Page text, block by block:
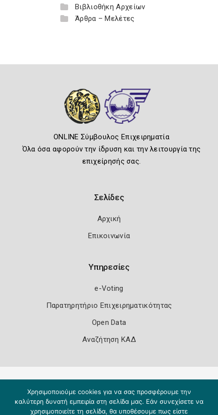
Βιβλιοθήκη Αρχείων
Άρθρα – Μελέτες
ONLINE Σύμβουλος Επιχειρηματία
Όλα όσα αφορούν την ίδρυση και την λειτουργία της
επιχείρησής σας.
Σελίδες
Αρχική
Επικοινωνία
Υπηρεσίες
e-Voting
Παρατηρητήριο Επιχειρηματικότητας
Open Data
Αναζήτηση ΚΑΔ
Χρησιμοποιούμε cookies για να σας προσφέρουμε την
καλύτερη δυνατή εμπειρία στη σελίδα μας. Εάν συνεχίσετε να
χρησιμοποιείτε τη σελίδα, θα υποθέσουμε πως είστε
Copyright 2026 Knowledge A.E.